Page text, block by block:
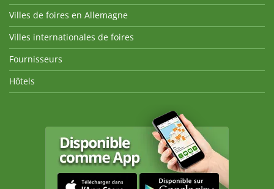
Villes de foires en Allemagne
Villes internationales de foires
Fournisseurs
Hôtels